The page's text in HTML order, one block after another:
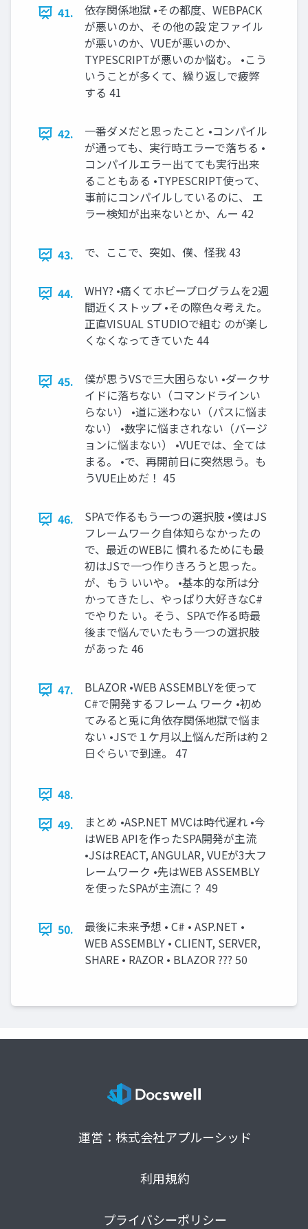
41.
依存関係地獄 •その都度、WEBPACK
が悪いのか、その他の設 定ファイル
が悪いのか、VUEが悪いのか、
TYPESCRIPTが悪いのか悩む。 •こう
いうことが多くて、繰り返しで疲弊
する 41
42.
一番ダメだと思ったこと •コンパイル
が通っても、実行時エラーで落ちる •
コンパイルエラー出てても実行出来
ることもある •TYPESCRIPT使って、
事前にコンパイルしているのに、 エ
ラー検知が出来ないとか、んー 42
43. で、ここで、突如、僕、怪我 43
44.
WHY? •痛くてホビープログラムを2週
間近くストップ •その際色々考えた。
正直VISUAL STUDIOで組む のが楽し
くなくなってきていた 44
45.
僕が思うVSで三大困らない •ダークサ
イドに落ちない（コマンドラインい
らない） •道に迷わない（パスに悩ま
ない） •数字に悩まされない（バージ
ョンに悩まない） •VUEでは、全ては
まる。 •で、再開前日に突然思う。も
うVUE止めだ！ 45
46.
SPAで作るもう一つの選択肢 •僕はJS
フレームワーク自体知らなかったの
で、最近のWEBに 慣れるためにも最
初はJSで一つ作りきろうと思った。
が、もう いいや。 •基本的な所は分
かってきたし、やっぱり大好きなC#
でやりた い。そう、SPAで作る時最
後まで悩んでいたもう一つの選択肢
があった 46
47.
BLAZOR •WEB ASSEMBLYを使って
C#で開発するフレーム ワーク •初め
てみると兎に角依存関係地獄で悩ま
ない •JSで１ケ月以上悩んだ所は約２
日ぐらいで到達。 47
48.
49.
まとめ •ASP.NET MVCは時代遅れ •今
はWEB APIを作ったSPA開発が主流
•JSはREACT, ANGULAR, VUEが3大フ
レームワーク •先はWEB ASSEMBLY
を使ったSPAが主流に？ 49
50.
最後に未来予想 • C# • ASP.NET •
WEB ASSEMBLY • CLIENT, SERVER,
SHARE • RAZOR • BLAZOR ??? 50
運営：株式会社アプルーシッド
利用規約
プライバシーポリシー